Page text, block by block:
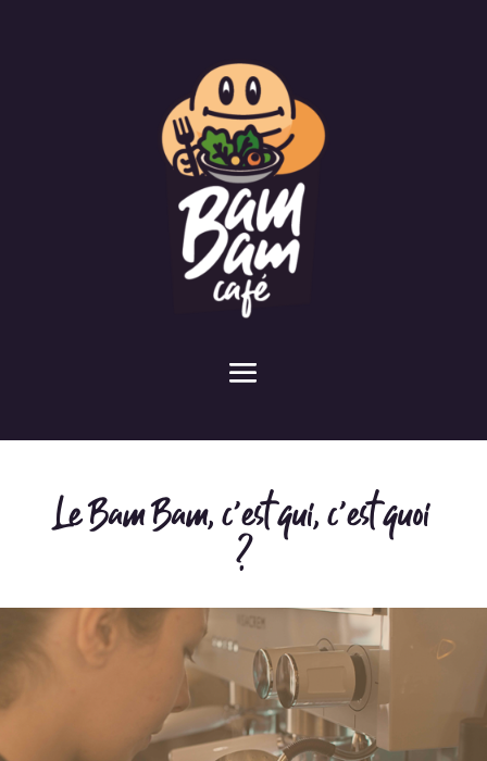
Le Bam Bam, c’est qui, c’est quoi
?